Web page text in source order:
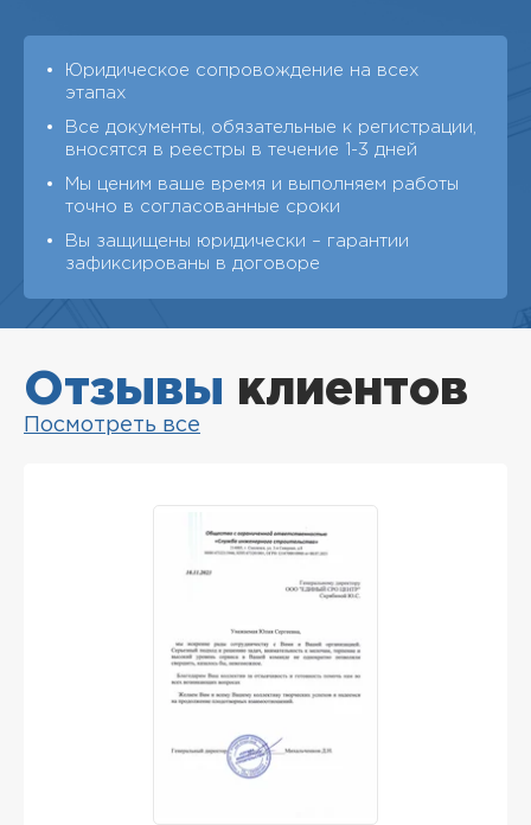
Юридическое сопровождение на всех
этапах
Все документы, обязательные к регистрации,
вносятся в реестры в течение 1-3 дней
Мы ценим ваше время и выполняем работы
точно в согласованные сроки
Вы защищены юридически – гарантии
зафиксированы в договоре
Отзывы клиентов
Посмотреть все